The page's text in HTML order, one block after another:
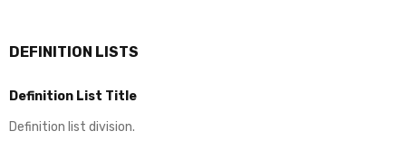
DEFINITION LISTS
Definition List Title
Definition list division.